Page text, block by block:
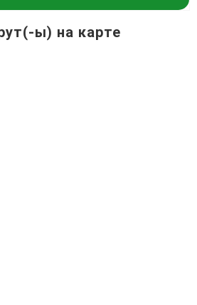
ы) на карте